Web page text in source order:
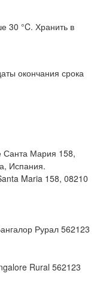
30 °C. Хранить в
окончания срока
Санта Мария 158,
Испания.
Maria 158, 08210
Рурал 562123
Rural 562123